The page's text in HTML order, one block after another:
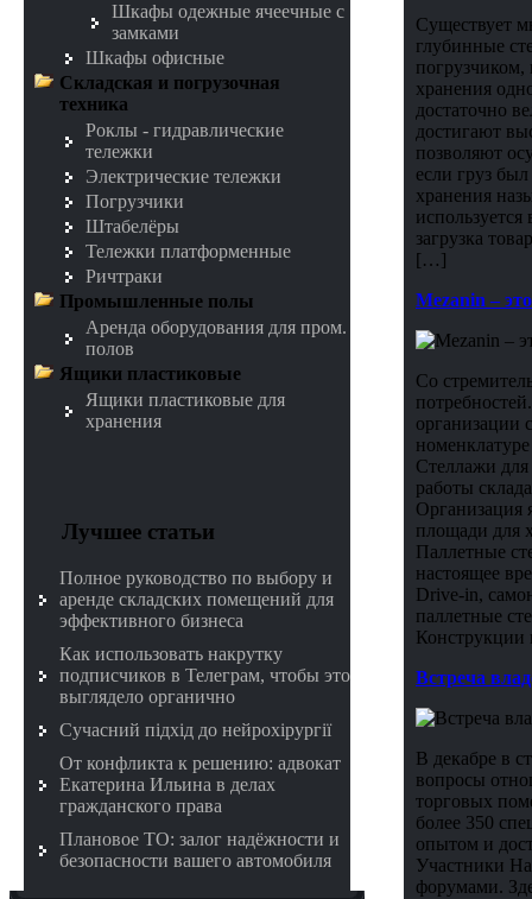
Шкафы одежные ячеечные с
замками
Шкафы офисные
Складская и погрузочная
техника
Роклы - гидравлические
тележки
Электрические тележки
Погрузчики
Штабелёры
Тележки платформенные
Ричтраки
Промышленные полы
Аренда оборудования для пром.
полов
Ящики пластиковые
Ящики пластиковые для
хранения
Лучшее статьи
Полное руководство по выбору и
аренде складских помещений для
эффективного бизнеса
Как использовать накрутку
подписчиков в Телеграм, чтобы это
выглядело органично
Сучасний підхід до нейрохірургії
От конфликта к решению: адвокат
Екатерина Ильина в делах
гражданского права
Плановое ТО: залог надёжности и
безопасности вашего автомобиля
Существует
глубинные
хранения
достаточно
достигают
позволяют
если груз
хранения
загрузка
[…]
Mezanin –
Со
организации
Стеллажи
работы
Организация
площади для
Паллетные
настоящее
Drive-in,
паллетные
Конструкции
Встреча
В декабре в
вопросы
торговых
более 350
опытом и
Участники
форумами.